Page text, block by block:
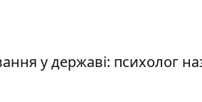
у державі: психолог